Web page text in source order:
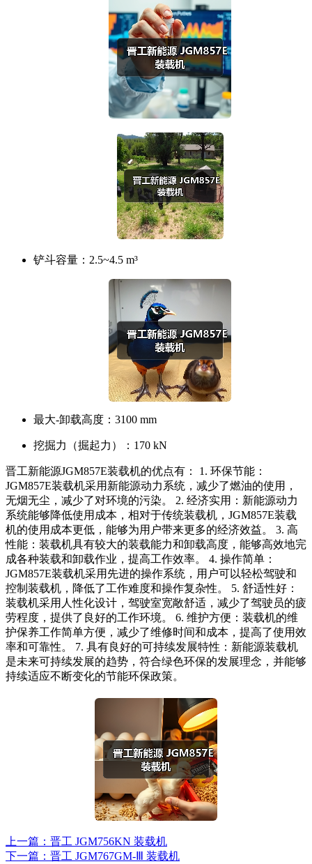
铲斗容量： 2.5~4.5 m³
最大-卸载高度： 3100 mm
挖掘力（掘起力）： 170 kN
晋工新能源JGM857E装载机的优点有： 1. 环保节能：
JGM857E装载机采用新能源动力系统，减少了燃油的使用，
无烟无尘，减少了对环境的污染。 2. 经济实用：新能源动力
系统能够降低使用成本，相对于传统装载机，JGM857E装载
机的使用成本更低，能够为用户带来更多的经济效益。 3. 高
性能：装载机具有较大的装载能力和卸载高度，能够高效地完
成各种装载和卸载作业，提高工作效率。 4. 操作简单：
JGM857E装载机采用先进的操作系统，用户可以轻松驾驶和
控制装载机，降低了工作难度和操作复杂性。 5. 舒适性好：
装载机采用人性化设计，驾驶室宽敞舒适，减少了驾驶员的疲
劳程度，提供了良好的工作环境。 6. 维护方便：装载机的维
护保养工作简单方便，减少了维修时间和成本，提高了使用效
率和可靠性。 7. 具有良好的可持续发展特性：新能源装载机
是未来可持续发展的趋势，符合绿色环保的发展理念，并能够
持续适应不断变化的节能环保政策。
上一篇：晋工 JGM756KN 装载机
下一篇：晋工 JGM767GM-Ⅲ 装载机